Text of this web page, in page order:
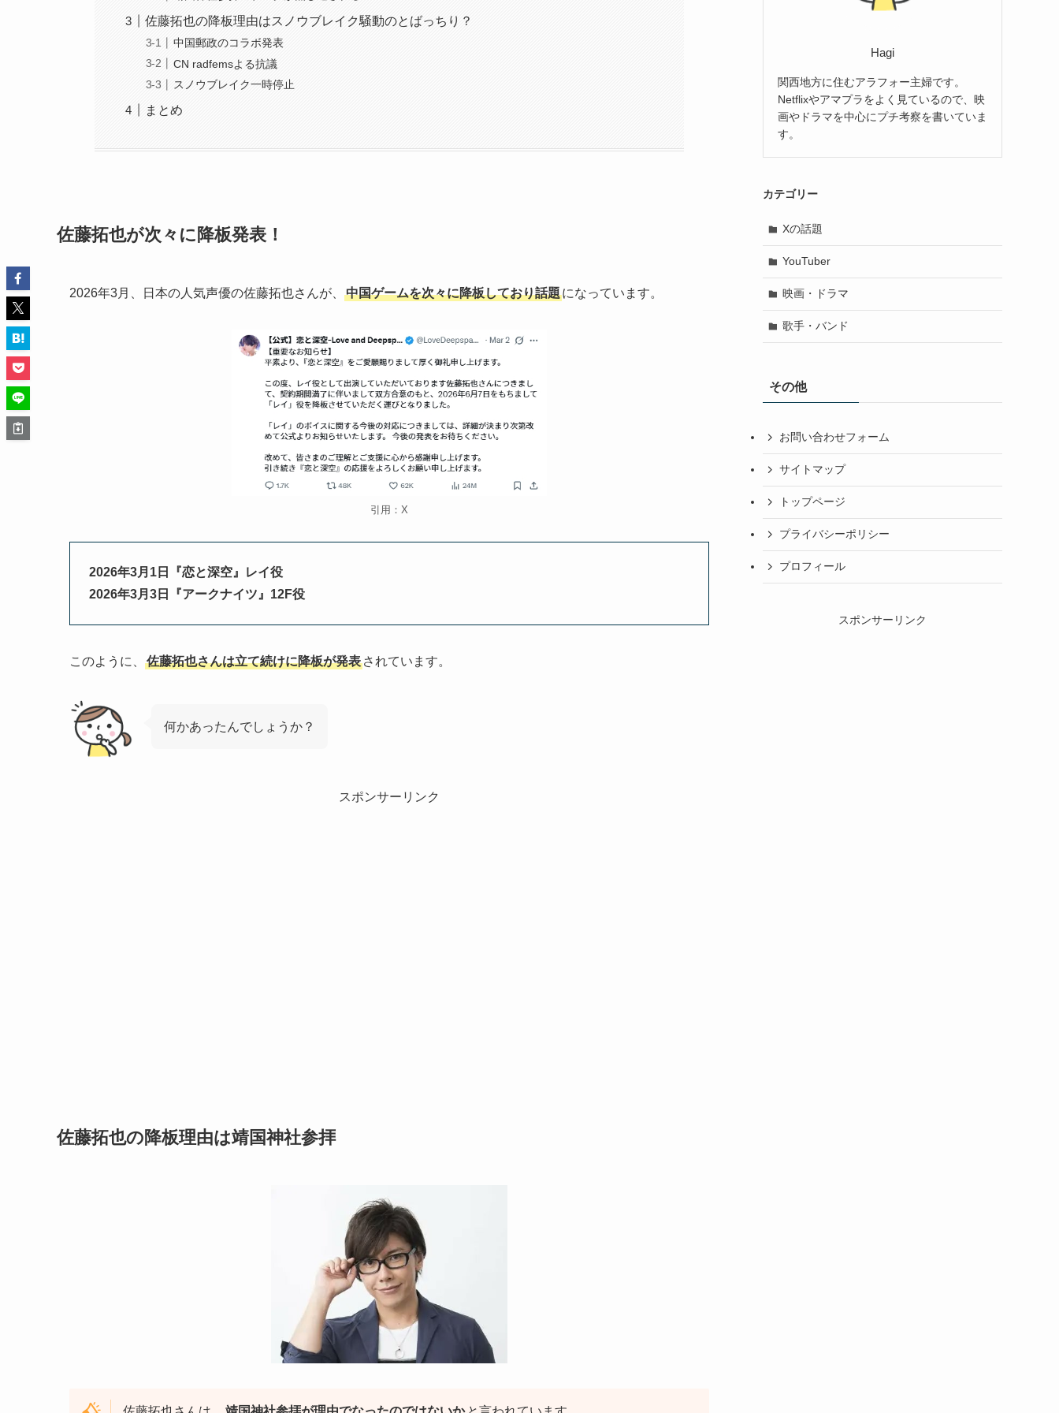
佐藤拓也の降板理由はスノウブレイク騒動のとばっちり？
中国郵政のコラボ発表
CN radfemsよる抗議
スノウブレイク一時停止
まとめ
佐藤拓也が次々に降板発表！
2026年3月、日本の人気声優の佐藤拓也さんが、 中国ゲームを次々に降板しており話題になっています。
引用：X
2026年3月1日『恋と深空』レイ役
2026年3月3日『アークナイツ』12F役
このように、 佐藤拓也さんは立て続けに降板が発表 されています。
何かあったんでしょうか？
スポンサーリンク
佐藤拓也の降板理由は靖国神社参拝
Hagi
関西地方に住むアラフォー主婦です。
Netflixやアマプラをよく見ているので、映
画やドラマを中心にプチ考察を書いていま
す。
カテゴリー
Xの話題
YouTuber
映画・ドラマ
歌手・バンド
その他
お問い合わせフォーム
サイトマップ
トップページ
プライバシーポリシー
プロフィール
スポンサーリンク